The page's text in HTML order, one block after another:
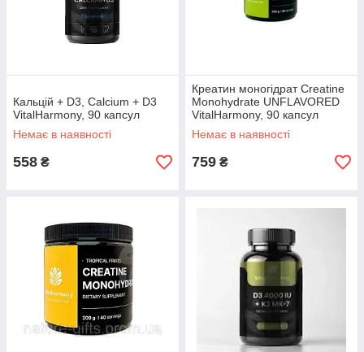
Кальцій + D3, Calcium + D3
VitalHarmony, 90 капсул
Немає в наявності
558 ₴
Креатин моногідрат Creatine
Monohydrate UNFLAVORED
VitalHarmony, 90 капсул
Немає в наявності
759 ₴